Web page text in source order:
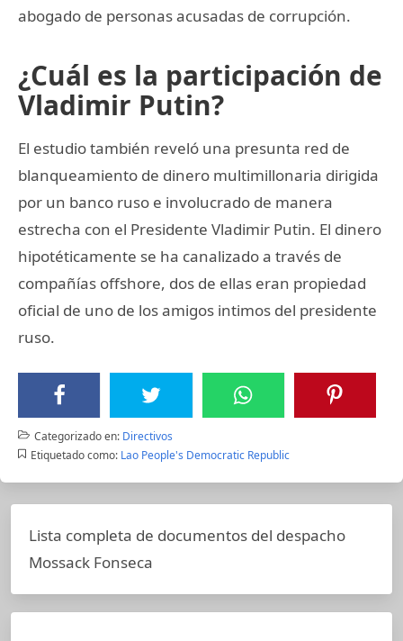
abogado de personas acusadas de corrupción.
¿Cuál es la participación de
Vladimir Putin?
El estudio también reveló una presunta red de
blanqueamiento de dinero multimillonaria dirigida
por un banco ruso e involucrado de manera
estrecha con el Presidente Vladimir Putin. El dinero
hipotéticamente se ha canalizado a través de
compañías offshore, dos de ellas eran propiedad
oficial de uno de los amigos intimos del presidente
ruso.
Categorizado en: Directivos
Etiquetado como: Lao People's Democratic Republic
Lista completa de documentos del despacho
Mossack Fonseca